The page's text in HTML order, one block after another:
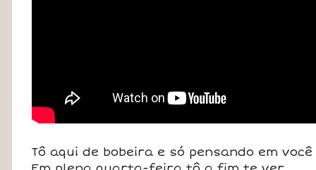
Tô aqui de bobeira e só pensando em você